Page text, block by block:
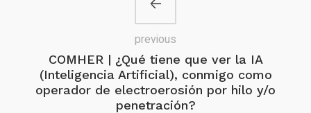
COMHER | ¿Qué tiene que ver la IA
(Inteligencia Artificial), conmigo como
operador de electroerosión por hilo y/o
penetración?
previous